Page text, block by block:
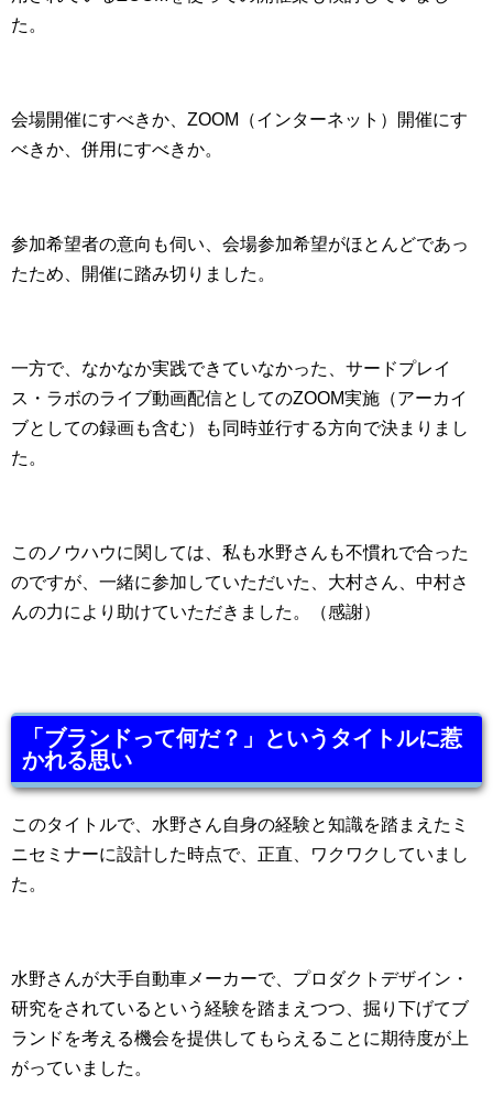
た。
会場開催にすべきか、ZOOM（インターネット）開催にす
べきか、併用にすべきか。
参加希望者の意向も伺い、会場参加希望がほとんどであっ
たため、開催に踏み切りました。
一方で、なかなか実践できていなかった、サードプレイ
ス・ラボのライブ動画配信としてのZOOM実施（アーカイ
ブとしての録画も含む）も同時並行する方向で決まりまし
た。
このノウハウに関しては、私も水野さんも不慣れで合った
のですが、一緒に参加していただいた、大村さん、中村さ
んの力により助けていただきました。（感謝）
「ブランドって何だ？」というタイトルに惹
かれる思い
このタイトルで、水野さん自身の経験と知識を踏まえたミ
ニセミナーに設計した時点で、正直、ワクワクしていまし
た。
水野さんが大手自動車メーカーで、プロダクトデザイン・
研究をされているという経験を踏まえつつ、掘り下げてブ
ランドを考える機会を提供してもらえることに期待度が上
がっていました。